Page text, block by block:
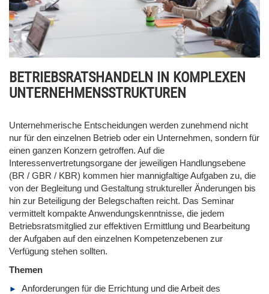
BETRIEBSRATSHANDELN IN KOMPLEXEN
UNTERNEHMENSSTRUKTUREN
Unternehmerische Entscheidungen werden zunehmend nicht
nur für den einzelnen Betrieb oder ein Unternehmen, sondern für
einen ganzen Konzern getroffen. Auf die
Interessenvertretungsorgane der jeweiligen Handlungsebene
(BR / GBR / KBR) kommen hier mannigfaltige Aufgaben zu, die
von der Begleitung und Gestaltung struktureller Änderungen bis
hin zur Beteiligung der Belegschaften reicht. Das Seminar
vermittelt kompakte Anwendungskenntnisse, die jedem
Betriebsratsmitglied zur effektiven Ermittlung und Bearbeitung
der Aufgaben auf den einzelnen Kompetenzebenen zur
Verfügung stehen sollten.
Themen
Anforderungen für die Errichtung und die Arbeit des